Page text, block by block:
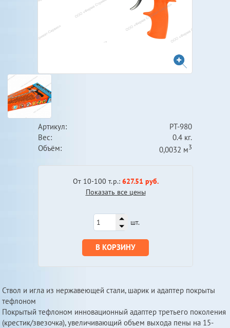
Артикул:
PT-980
Вес:
0.4 кг.
Объём:
0,0032 м3
От 10-100 т.р.: 627.51 руб.
Показать все цены
шт.
В КОРЗИНУ
Ствол и игла из нержавеющей стали, шарик и адаптер покрыты
тефлоном
Покрытый тефлоном инновационный адаптер третьего поколения
(крестик/звезочка), увеличивающий объем выхода пены на 15-